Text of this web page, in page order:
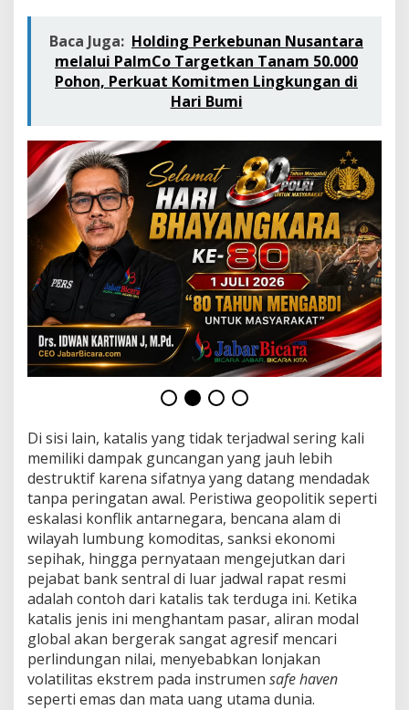
Baca Juga: Holding Perkebunan Nusantara
melalui PalmCo Targetkan Tanam 50.000
Pohon, Perkuat Komitmen Lingkungan di
Hari Bumi
Di sisi lain, katalis yang tidak terjadwal sering kali
memiliki dampak guncangan yang jauh lebih
destruktif karena sifatnya yang datang mendadak
tanpa peringatan awal. Peristiwa geopolitik seperti
eskalasi konflik antarnegara, bencana alam di
wilayah lumbung komoditas, sanksi ekonomi
sepihak, hingga pernyataan mengejutkan dari
pejabat bank sentral di luar jadwal rapat resmi
adalah contoh dari katalis tak terduga ini. Ketika
katalis jenis ini menghantam pasar, aliran modal
global akan bergerak sangat agresif mencari
perlindungan nilai, menyebabkan lonjakan
volatilitas ekstrem pada instrumen safe haven
seperti emas dan mata uang utama dunia.